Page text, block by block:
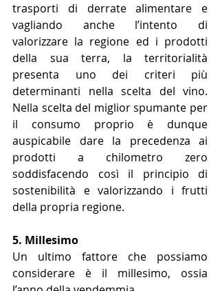
trasporti di derrate alimentare e
vagliando anche l’intento di
valorizzare la regione ed i prodotti
della sua terra, la territorialità
presenta uno dei criteri più
determinanti nella scelta del vino.
Nella scelta del miglior spumante per
il consumo proprio è dunque
auspicabile dare la precedenza ai
prodotti a chilometro zero
soddisfacendo così il principio di
sostenibilità e valorizzando i frutti
della propria regione.
5. Millesimo
Un ultimo fattore che possiamo
considerare è il millesimo, ossia